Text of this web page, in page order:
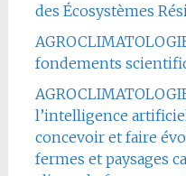
des Écosystèmes
fondements
l’intelligence
concevoir et faire
fermes et paysages